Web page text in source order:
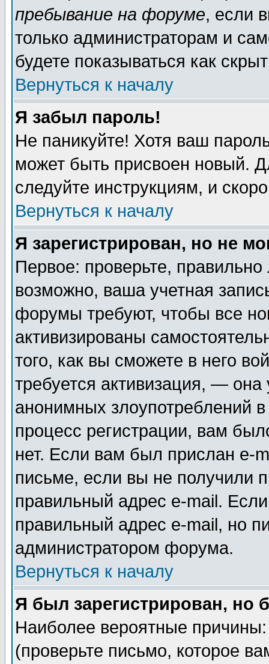
пребывание на форуме, если
только администраторам и
будете показываться как
Вернуться к началу
Я забыл пароль!
Не паникуйте! Хотя ваш
может быть присвоен новый.
следуйте инструкциям, и
Вернуться к началу
Я зарегистрирован, но не
Первое: проверьте,
возможно, ваша учетная
форумы требуют, чтобы все
активизированы
того, как вы сможете в него
требуется активизация, —
анонимных злоупотреблений
процесс регистрации, вам
нет. Если вам был прислан e-
письме, если вы не получили
правильный адрес e-mail.
правильный адрес e-mail, но
администратором форума.
Вернуться к началу
Я был зарегистрирован, но
Наиболее вероятные
(проверьте письмо, которое